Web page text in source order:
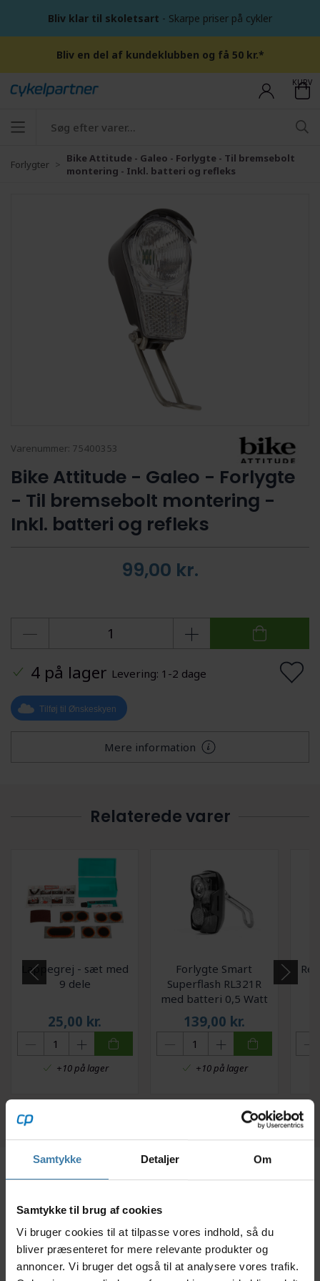
Samtykke Detaljer Om
Samtykke til brug af cookies
Vi bruger cookies til at tilpasse vores indhold, så du
bliver præsenteret for mere relevante produkter og
annoncer. Vi bruger det også til at analysere vores trafik.
Bliv klar til skoletsart - Skarpe priser på cykler
Bliv en del af kundeklubben og få 50 kr.*
KURV
Forlygter
Bike Attitude - Galeo - Forlygte - Til bremsebolt
montering - Inkl. batteri og refleks
Varenummer: 75400353
Bike Attitude - Galeo - Forlygte
- Til bremsebolt montering -
Inkl. batteri og refleks
99,00 kr.
4 på lager Levering: 1-2 dage
Tilføj til Ønskeskyen
Mere information
Relaterede varer
Lappegrej - sæt med
9 dele
25,00 kr.
+10 på lager
Forlygte Smart
Superflash RL321R
med batteri 0,5 Watt
LED
139,00 kr.
+10 på lager
Denne forlygte fra Bike Attitude er til bremsebolt
montering. Lygten har dansk godkendelse og har kun
en enkelt funktion, som er tænd/sluk knappen.